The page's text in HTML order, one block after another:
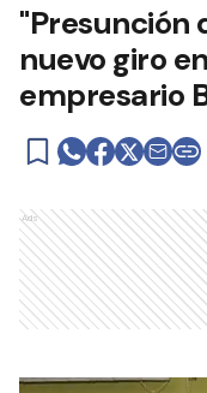
"Presunción
nuevo giro
empresario
Ads